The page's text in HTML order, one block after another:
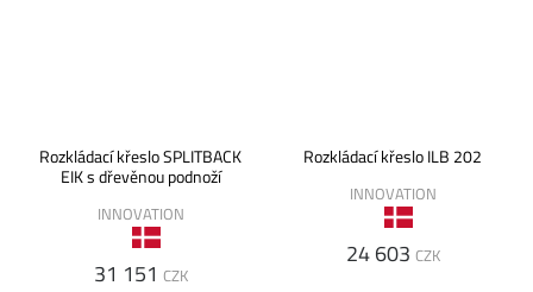
Rozkládací křeslo SPLITBACK
EIK s dřevěnou podnoží
INNOVATION
31 151 CZK
Rozkládací křeslo ILB 202
INNOVATION
24 603 CZK